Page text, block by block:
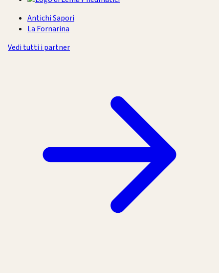
Antichi Sapori
La Fornarina
Vedi tutti i partner